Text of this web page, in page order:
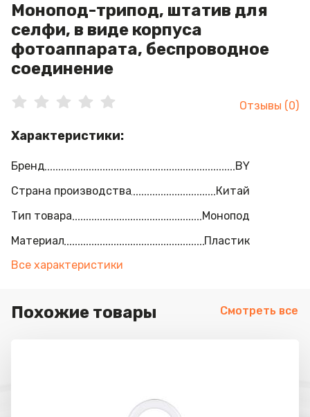
Монопод-трипод, штатив для
селфи, в виде корпуса
фотоаппарата, беспроводное
соединение
Отзывы (0)
Характеристики:
Бренд
BY
Страна производства
Китай
Тип товара
Монопод
Материал
Пластик
Все характеристики
Похожие товары Смотреть все